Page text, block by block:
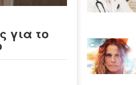
για το